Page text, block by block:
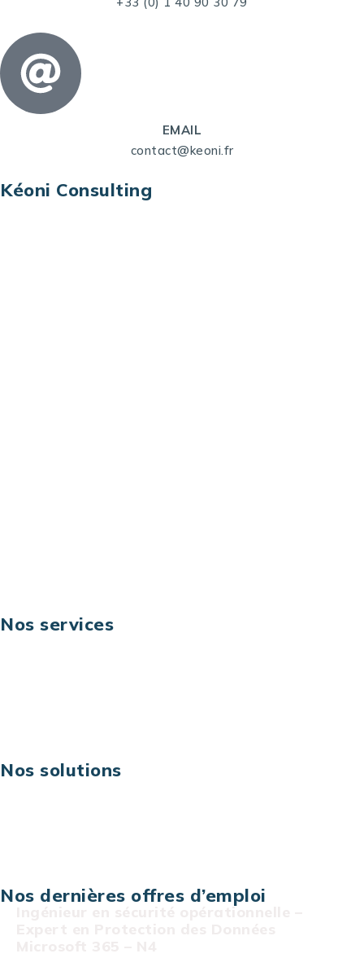
EMAIL
contact@keoni.fr
Kéoni Consulting
Nos services
Nos solutions
Nos dernières offres d’emploi
Ingénieur en sécurité opérationnelle –